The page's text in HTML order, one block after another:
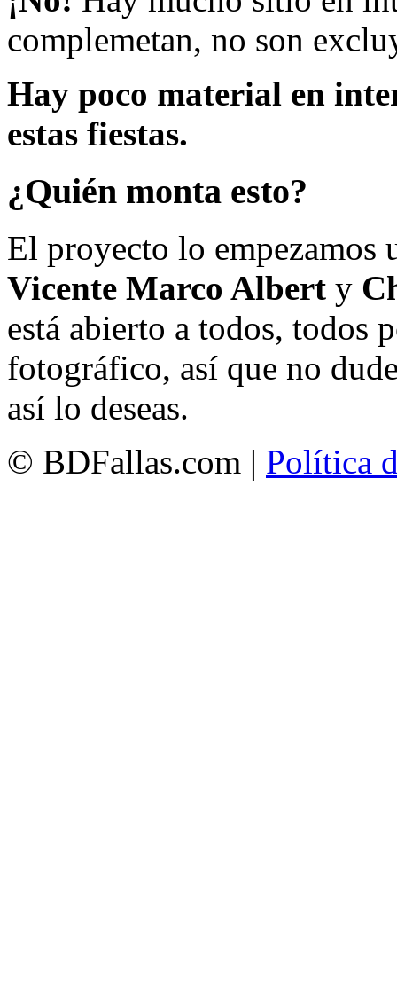
complemetan, no son
Hay poco material en
estas fiestas.
¿Quién monta esto?
El proyecto lo empezamos
Vicente Marco Albert y
está abierto a todos, todos
fotográfico, así que no
así lo deseas.
© BDFallas.com | Política